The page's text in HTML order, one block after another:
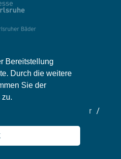
Bereitstellung
Durch die weitere
Sie der
Partner
meinKA